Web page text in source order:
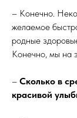
– Конечно.
желаемое
родные
Конечно, мы на
– Сколько в
красивой